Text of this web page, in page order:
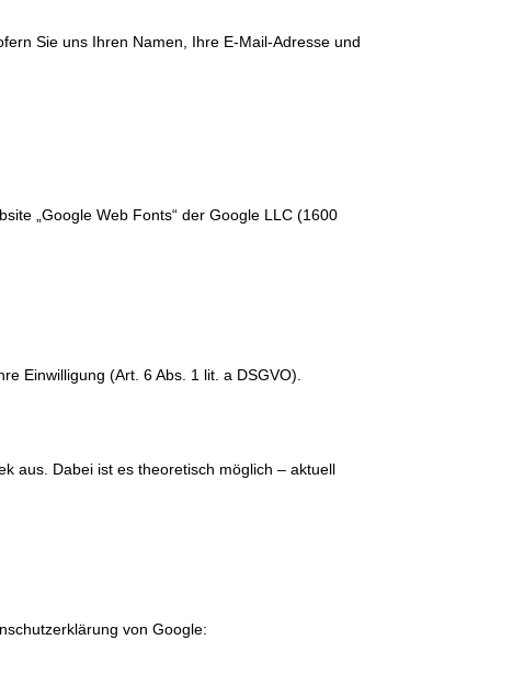
Sie uns Ihren Namen, Ihre E-Mail-Adresse und
„Google Web Fonts“ der Google LLC (1600
Einwilligung (Art. 6 Abs. 1 lit. a DSGVO).
aus. Dabei ist es theoretisch möglich – aktuell
von Google: